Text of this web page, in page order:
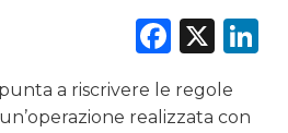
X
a riscrivere le regole
realizzata con